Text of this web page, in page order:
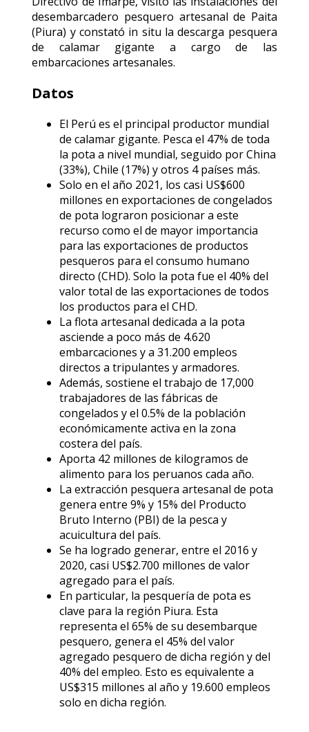
desembarcadero pesquero artesanal de Paita
(Piura) y constató in situ la descarga pesquera
de calamar gigante a cargo de las
embarcaciones artesanales.
Datos
El Perú es el principal productor mundial
de calamar gigante. Pesca el 47% de toda
la pota a nivel mundial, seguido por China
(33%), Chile (17%) y otros 4 países más.
Solo en el año 2021, los casi US$600
millones en exportaciones de congelados
de pota lograron posicionar a este
recurso como el de mayor importancia
para las exportaciones de productos
pesqueros para el consumo humano
directo (CHD). Solo la pota fue el 40% del
valor total de las exportaciones de todos
los productos para el CHD.
La flota artesanal dedicada a la pota
asciende a poco más de 4.620
embarcaciones y a 31.200 empleos
directos a tripulantes y armadores.
Además, sostiene el trabajo de 17,000
trabajadores de las fábricas de
congelados y el 0.5% de la población
económicamente activa en la zona
costera del país.
Aporta 42 millones de kilogramos de
alimento para los peruanos cada año.
La extracción pesquera artesanal de pota
genera entre 9% y 15% del Producto
Bruto Interno (PBI) de la pesca y
acuicultura del país.
Se ha logrado generar, entre el 2016 y
2020, casi US$2.700 millones de valor
agregado para el país.
En particular, la pesquería de pota es
clave para la región Piura. Esta
representa el 65% de su desembarque
pesquero, genera el 45% del valor
agregado pesquero de dicha región y del
40% del empleo. Esto es equivalente a
US$315 millones al año y 19.600 empleos
solo en dicha región.